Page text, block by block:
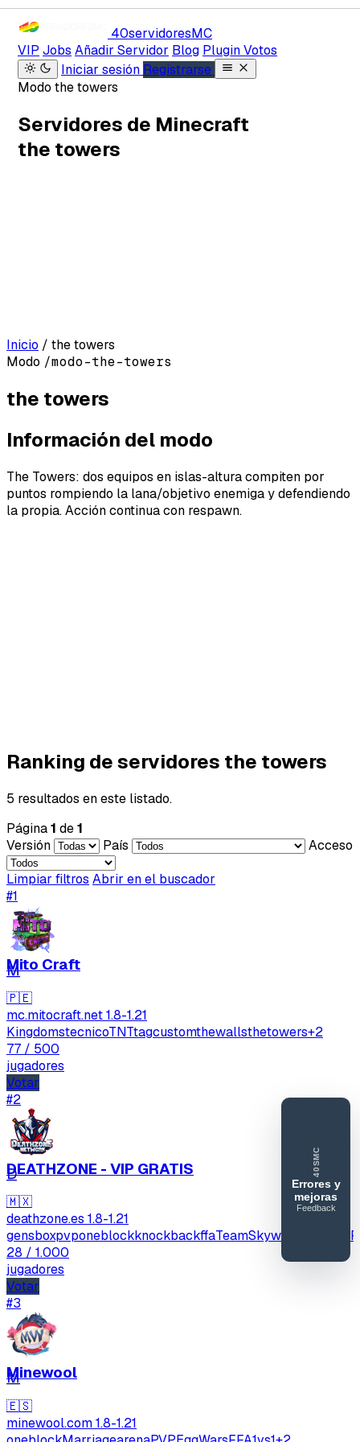
40servidoresMC
VIP Jobs Añadir Servidor Blog Plugin Votos
Iniciar sesión Registrarse
Modo the towers
Servidores de Minecraft
the towers
Inicio / the towers
Modo /modo-the-towers
the towers
Información del modo
The Towers: dos equipos en islas-altura compiten por
puntos rompiendo la lana/objetivo enemiga y defendiendo
la propia. Acción continua con respawn.
Ranking de servidores the towers
5 resultados en este listado.
Página1 de1
Versión
País
Acceso
Limpiar filtros Abrir en el buscador
#1
M
Mito Craft
🇵🇪
mc.mitocraft.net1.8-1.21
KingdomstecnicoTNTtagcustomthewallsthetowers+2
77 / 500
jugadores
Votar
#2
D
DEATHZONE - VIP GRATIS
🇲🇽
deathzone.es 1.8-1.21
gensboxpvponeblockknockbackffaTeamSkywars arenaPVP
28 / 1.000
jugadores
Votar
#3
M
Minewool
🇪🇸
minewool.com1.8-1.21
40SMC
Errores y
mejoras
Feedback
40SERVIDORESMC
Reportar